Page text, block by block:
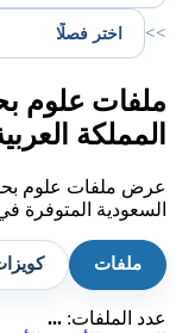
>>
ملفات علوم
المملكة
عرض ملفات علوم
السعودية المتوفرة
ملفات
عدد الملفات: ...